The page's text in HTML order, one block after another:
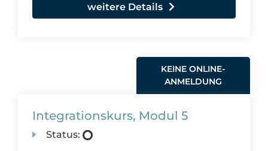
weitere Details
KEINE ONLINE-
ANMELDUNG
Integrationskurs, Modul 5
Status: